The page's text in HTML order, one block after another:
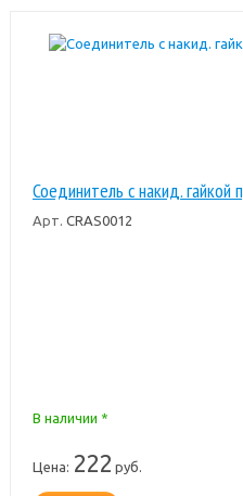
Соединитель с накид.
Арт. CRAS0012
В наличии *
Цена: 222 руб.